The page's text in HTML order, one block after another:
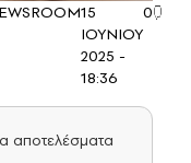
15
ΙΟΥΝΙΟΥ
2025 -
18:36
0
αποτελέσματα